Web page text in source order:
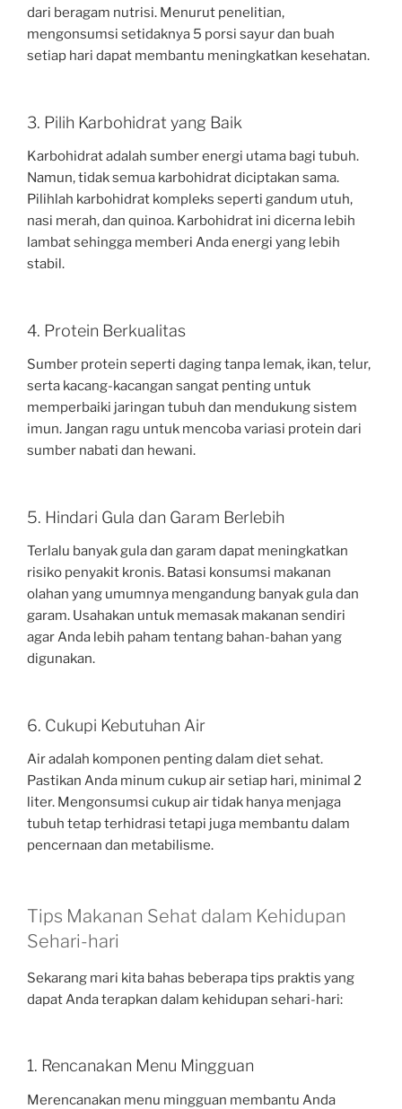
dari beragam nutrisi. Menurut penelitian,
mengonsumsi setidaknya 5 porsi sayur dan buah
setiap hari dapat membantu meningkatkan kesehatan.
3. Pilih Karbohidrat yang Baik
Karbohidrat adalah sumber energi utama bagi tubuh.
Namun, tidak semua karbohidrat diciptakan sama.
Pilihlah karbohidrat kompleks seperti gandum utuh,
nasi merah, dan quinoa. Karbohidrat ini dicerna lebih
lambat sehingga memberi Anda energi yang lebih
stabil.
4. Protein Berkualitas
Sumber protein seperti daging tanpa lemak, ikan, telur,
serta kacang-kacangan sangat penting untuk
memperbaiki jaringan tubuh dan mendukung sistem
imun. Jangan ragu untuk mencoba variasi protein dari
sumber nabati dan hewani.
5. Hindari Gula dan Garam Berlebih
Terlalu banyak gula dan garam dapat meningkatkan
risiko penyakit kronis. Batasi konsumsi makanan
olahan yang umumnya mengandung banyak gula dan
garam. Usahakan untuk memasak makanan sendiri
agar Anda lebih paham tentang bahan-bahan yang
digunakan.
6. Cukupi Kebutuhan Air
Air adalah komponen penting dalam diet sehat.
Pastikan Anda minum cukup air setiap hari, minimal 2
liter. Mengonsumsi cukup air tidak hanya menjaga
tubuh tetap terhidrasi tetapi juga membantu dalam
pencernaan dan metabilisme.
Tips Makanan Sehat dalam Kehidupan
Sehari-hari
Sekarang mari kita bahas beberapa tips praktis yang
dapat Anda terapkan dalam kehidupan sehari-hari:
1. Rencanakan Menu Mingguan
Merencanakan menu mingguan membantu Anda